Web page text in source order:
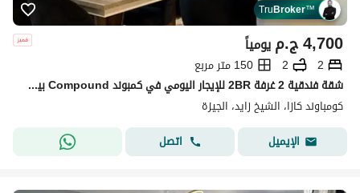
TruBroker™
ج.م4,700 يومياً
2
2
150 متر مربع
شقة فندقية 2 غرفة 2BR للإيجار اليومي في كمبوند Compound بيفرلي هيلز – الشيخ زايد Beverly Hills Compound – Sheikh Zayed
كومباوند كازا، الشيخ زايد، الجيزة
الإيميل
اتصل